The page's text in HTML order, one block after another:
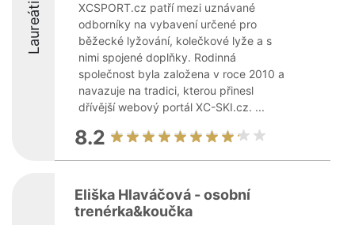
Laureáti
XCSPORT.cz patří mezi uznávané
odborníky na vybavení určené pro
běžecké lyžování, kolečkové lyže a s
nimi spojené doplňky. Rodinná
společnost byla založena v roce 2010 a
navazuje na tradici, kterou přinesl
dřívější webový portál XC-SKI.cz. ...
8.2
Eliška Hlaváčová - osobní
trenérka&koučka